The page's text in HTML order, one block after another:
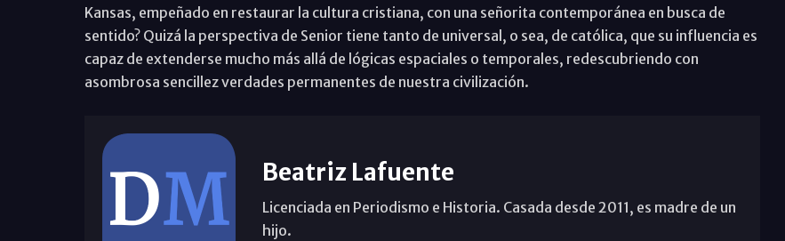
Kansas, empeñado en restaurar la cultura cristiana, con una señorita contemporánea en busca de
sentido? Quizá la perspectiva de Senior tiene tanto de universal, o sea, de católica, que su influencia es
capaz de extenderse mucho más allá de lógicas espaciales o temporales, redescubriendo con
asombrosa sencillez verdades permanentes de nuestra civilización.
Beatriz Lafuente
Licenciada en Periodismo e Historia. Casada desde 2011, es madre de un
hijo.